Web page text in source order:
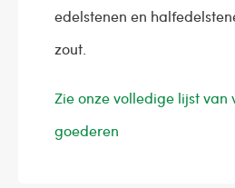
edelstenen en
zout.
Zie onze volledige lijst van
goederen